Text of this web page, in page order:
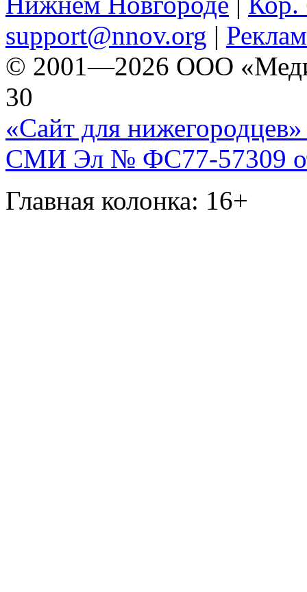
support@nnov.org |
© 2001—2026 ООО
30
«Сайт для нижегородцев»
СМИ Эл № ФС77-57309
Главная колонка: 16+